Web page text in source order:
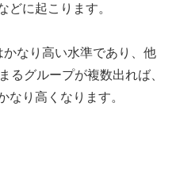
どに起こります。
なり高い水準であり、他
るグループが複数出れば、
なり高くなります。